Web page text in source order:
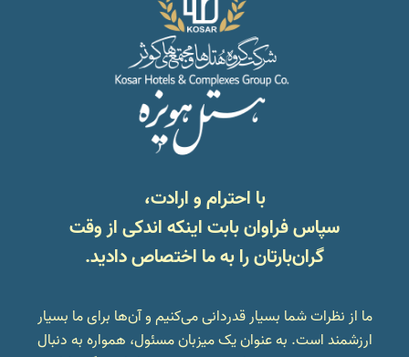
با احترام و ارادت،
سپاس فراوان بابت اینکه اندکی از وقت
گران‌بارتان را به ما اختصاص دادید.
ما از نظرات شما بسیار قدردانی می‌کنیم و آن‌ها برای ما بسیار
ارزشمند است. به عنوان یک میزبان مسئول، همواره به دنبال